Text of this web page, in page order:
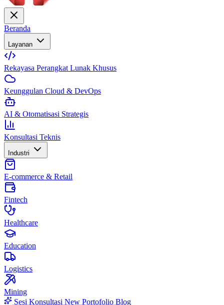
Beranda
Layanan
Rekayasa Perangkat Lunak Khusus
Keunggulan Cloud & DevOps
AI & Otomatisasi Strategis
Konsultasi Teknis
Industri
E-commerce & Retail
Fintech
Healthcare
Education
Logistics
Mining
Sesi Konsultasi New Portofolio Blog